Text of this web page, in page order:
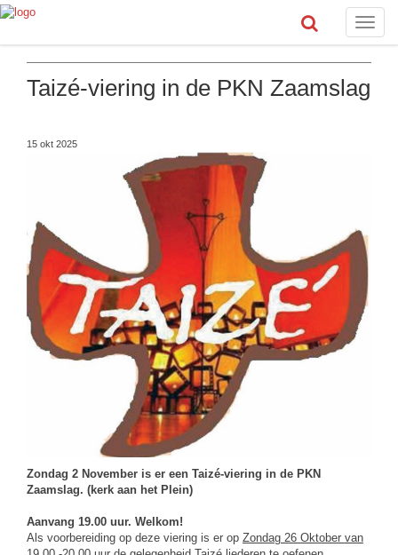
Toggle
Taizé-viering in de PKN Zaamslag
15 okt 2025
Zondag 2 November is er een Taizé-viering in de PKN
Zaamslag. (kerk aan het Plein)
Aanvang 19.00 uur. Welkom!
Als voorbereiding op deze viering is er op Zondag 26 Oktober van